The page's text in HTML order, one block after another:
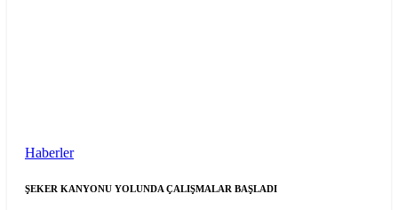
Haberler
ŞEKER KANYONU YOLUNDA ÇALIŞMALAR BAŞLADI